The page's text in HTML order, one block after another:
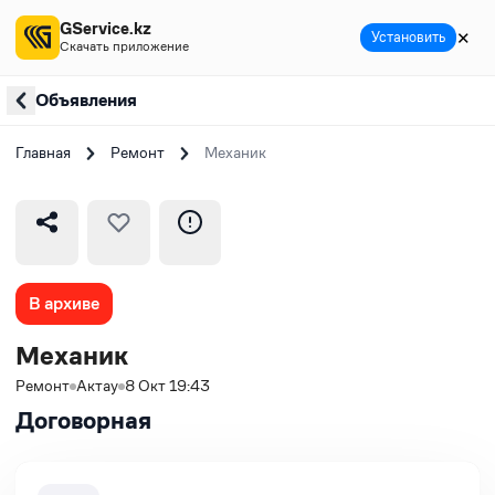
Объявления
Главная Ремонт Механик
В архиве
Механик
Ремонт Актау 8 Окт 19:43
Договорная
GService.kz
Скачать приложение Установить ✕